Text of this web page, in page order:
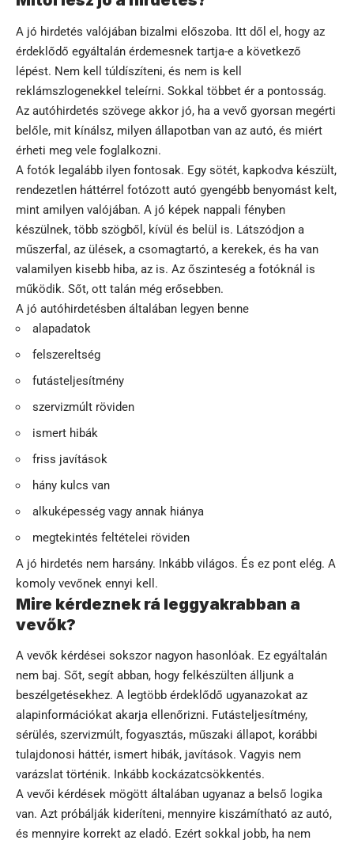
A jó hirdetés valójában bizalmi előszoba. Itt dől el, hogy az
érdeklődő egyáltalán érdemesnek tartja-e a következő
lépést. Nem kell túldíszíteni, és nem is kell
reklámszlogenekkel teleírni. Sokkal többet ér a pontosság.
Az autóhirdetés szövege akkor jó, ha a vevő gyorsan megérti
belőle, mit kínálsz, milyen állapotban van az autó, és miért
érheti meg vele foglalkozni.
A fotók legalább ilyen fontosak. Egy sötét, kapkodva készült,
rendezetlen háttérrel fotózott autó gyengébb benyomást kelt,
mint amilyen valójában. A jó képek nappali fényben
készülnek, több szögből, kívül és belül is. Látszódjon a
műszerfal, az ülések, a csomagtartó, a kerekek, és ha van
valamilyen kisebb hiba, az is. Az őszinteség a fotóknál is
működik. Sőt, ott talán még erősebben.
A jó autóhirdetésben általában legyen benne
alapadatok
felszereltség
futásteljesítmény
szervizmúlt röviden
ismert hibák
friss javítások
hány kulcs van
alkuképesség vagy annak hiánya
megtekintés feltételei röviden
A jó hirdetés nem harsány. Inkább világos. És ez pont elég. A
komoly vevőnek ennyi kell.
Mire kérdeznek rá leggyakrabban a
vevők?
A vevők kérdései sokszor nagyon hasonlóak. Ez egyáltalán
nem baj. Sőt, segít abban, hogy felkészülten álljunk a
beszélgetésekhez. A legtöbb érdeklődő ugyanazokat az
alapinformációkat akarja ellenőrizni. Futásteljesítmény,
sérülés, szervizmúlt, fogyasztás, műszaki állapot, korábbi
tulajdonosi háttér, ismert hibák, javítások. Vagyis nem
varázslat történik. Inkább kockázatcsökkentés.
A vevői kérdések mögött általában ugyanaz a belső logika
van. Azt próbálják kideríteni, mennyire kiszámítható az autó,
és mennyire korrekt az eladó. Ezért sokkal jobb, ha nem